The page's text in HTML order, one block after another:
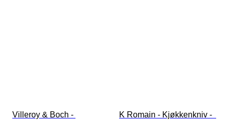
Villeroy & Boch -
K Romain - Kjøkkenkniv -